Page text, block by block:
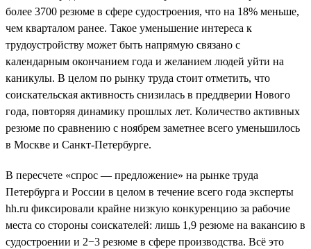
более 3700 резюме в сфере судостроения, что на 18% меньше,
чем кварталом ранее. Такое уменьшение интереса к
трудоустройству может быть напрямую связано с
календарным окончанием года и желанием людей уйти на
каникулы. В целом по рынку труда стоит отметить, что
соискательская активность снизилась в преддверии Нового
года, повторяя динамику прошлых лет. Количество активных
резюме по сравнению с ноябрем заметнее всего уменьшилось
в Москве и Санкт-Петербурге.
В пересчете «спрос — предложение» на рынке труда
Петербурга и России в целом в течение всего года эксперты
hh.ru фиксировали крайне низкую конкуренцию за рабочие
места со стороны соискателей: лишь 1,9 резюме на вакансию в
судостроении и 2−3 резюме в сфере производства. Всё это